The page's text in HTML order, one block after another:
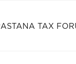
ASTANA TAX